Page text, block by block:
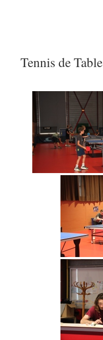
Tennis de